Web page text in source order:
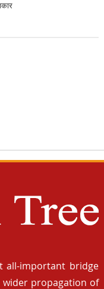
all-important bridge
propagation of